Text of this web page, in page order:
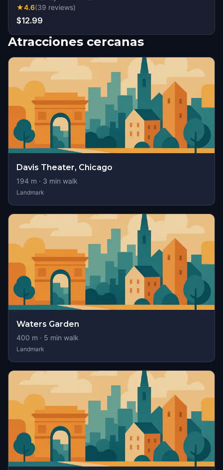
★4.6(39 reviews)
$12.99
Atracciones cercanas
Davis Theater, Chicago
194 m · 3 min walk
Landmark
Waters Garden
400 m · 5 min walk
Landmark